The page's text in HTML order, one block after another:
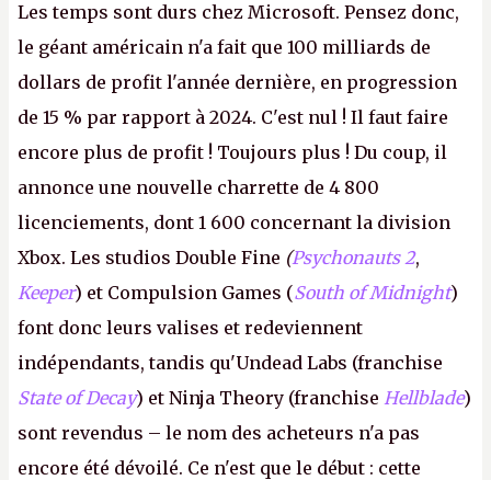
Les temps sont durs chez Microsoft. Pensez donc,
le géant américain n'a fait que 100 milliards de
dollars de profit l'année dernière, en progression
de 15 % par rapport à 2024. C'est nul ! Il faut faire
encore plus de profit ! Toujours plus ! Du coup, il
annonce une nouvelle charrette de 4 800
licenciements, dont 1 600 concernant la division
Xbox. Les studios Double Fine (Psychonauts 2,
Keeper) et Compulsion Games (South of Midnight)
font donc leurs valises et redeviennent
indépendants, tandis qu'Undead Labs (franchise
State of Decay) et Ninja Theory (franchise Hellblade)
sont revendus – le nom des acheteurs n'a pas
encore été dévoilé. Ce n'est que le début : cette